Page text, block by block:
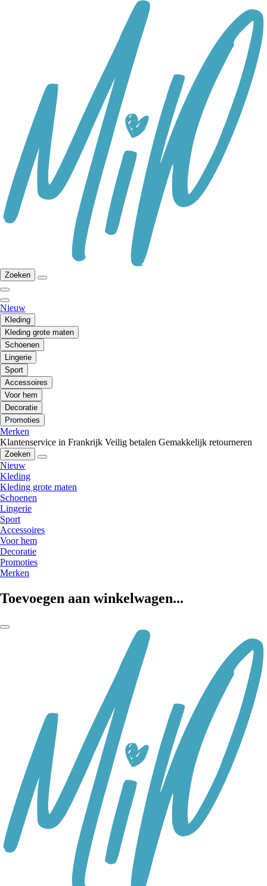
Zoeken
Nieuw
Kleding
Kleding grote maten
Schoenen
Lingerie
Sport
Accessoires
Voor hem
Decoratie
Promoties
Merken
Klantenservice in Frankrijk Veilig betalen Gemakkelijk retourneren
Zoeken
Nieuw
Kleding
Kleding grote maten
Schoenen
Lingerie
Sport
Accessoires
Voor hem
Decoratie
Promoties
Merken
Toevoegen aan winkelwagen...